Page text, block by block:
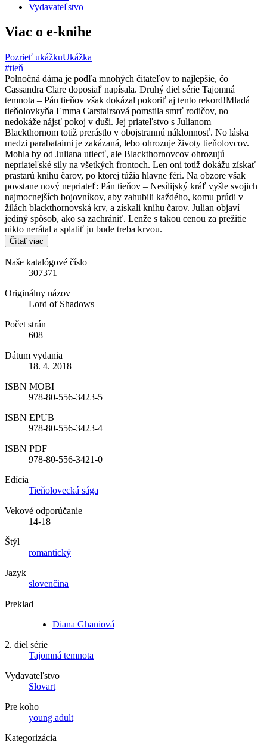
Vydavateľstvo
Viac o e-knihe
Pozrieť ukážkuUkážka
#tieň
Polnočná dáma je podľa mnohých čitateľov to najlepšie, čo
Cassandra Clare doposiaľ napísala. Druhý diel série Tajomná
temnota – Pán tieňov však dokázal pokoriť aj tento rekord!Mladá
tieňolovkyňa Emma Carstairsová pomstila smrť rodičov, no
nedokáže nájsť pokoj v duši. Jej priateľstvo s Julianom
Blackthornom totiž prerástlo v obojstrannú náklonnosť. No láska
medzi parabataimi je zakázaná, lebo ohrozuje životy tieňolovcov.
Mohla by od Juliana utiecť, ale Blackthornovcov ohrozujú
nepriateľské sily na všetkých frontoch. Len oni totiž dokážu získať
prastarú knihu čarov, po ktorej túžia hlavne féri. Na obzore však
povstane nový nepriateľ: Pán tieňov – Nesílijský kráľ vyšle svojich
najmocnejších bojovníkov, aby zahubili každého, komu prúdi v
žilách blackthornovská krv, a získali knihu čarov. Julian objaví
jediný spôsob, ako sa zachrániť. Lenže s takou cenou za prežitie
nikto nerátal a splatiť ju bude treba krvou.
Čítať viac
Naše katalógové číslo
307371
Originálny názov
Lord of Shadows
Počet strán
608
Dátum vydania
18. 4. 2018
ISBN MOBI
978-80-556-3423-5
ISBN EPUB
978-80-556-3423-4
ISBN PDF
978-80-556-3421-0
Edícia
Tieňolovecká sága
Vekové odporúčanie
14-18
Štýl
romantický
Jazyk
slovenčina
Preklad
Diana Ghaniová
2. diel série
Tajomná temnota
Vydavateľstvo
Slovart
Pre koho
young adult
Kategorizácia